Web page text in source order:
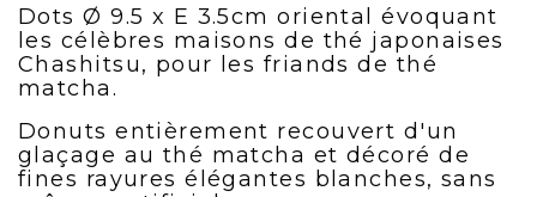
Dots Ø 9.5 x E 3.5cm oriental évoquant
les célèbres maisons de thé japonaises
Chashitsu, pour les friands de thé
matcha.
Donuts entièrement recouvert d'un
glaçage au thé matcha et décoré de
fines rayures élégantes blanches, sans